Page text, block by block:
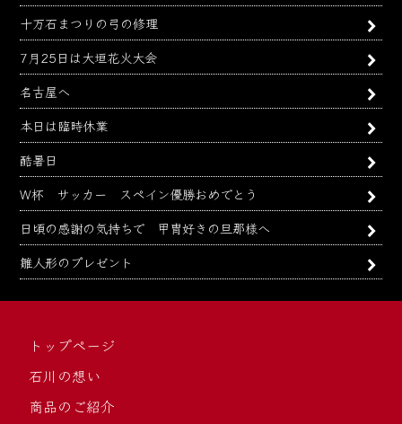
十万石まつりの弓の修理
7月25日は大垣花火大会
名古屋へ
本日は臨時休業
酷暑日
W杯 サッカー スペイン優勝おめでとう
日頃の感謝の気持ちで 甲冑好きの旦那様へ
雛人形のプレゼント
トップページ
石川の想い
商品のご紹介